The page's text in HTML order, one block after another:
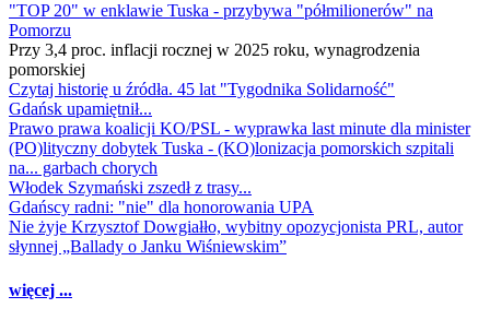
"TOP 20" w enklawie Tuska - przybywa "półmilionerów" na
Pomorzu
Przy 3,4 proc. inflacji rocznej w 2025 roku, wynagrodzenia
pomorskiej
Czytaj historię u źródła. 45 lat "Tygodnika Solidarność"
Gdańsk upamiętnił...
Prawo prawa koalicji KO/PSL - wyprawka last minute dla minister
(PO)lityczny dobytek Tuska - (KO)lonizacja pomorskich szpitali
na... garbach chorych
Włodek Szymański zszedł z trasy...
Gdańscy radni: "nie" dla honorowania UPA
Nie żyje Krzysztof Dowgiałło, wybitny opozycjonista PRL, autor
słynnej „Ballady o Janku Wiśniewskim”
więcej ...